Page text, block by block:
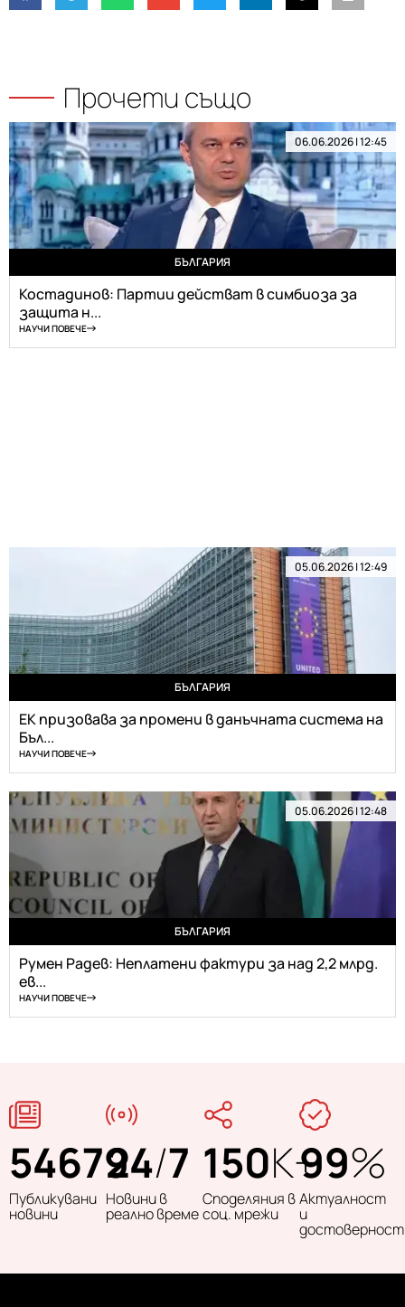
Прочети също
06.06.2026 | 12:45
БЪЛГАРИЯ
Костадинов: Партии действат в симбиоза за
защита н...
НАУЧИ ПОВЕЧЕ
05.06.2026 | 12:49
БЪЛГАРИЯ
ЕК призовава за промени в данъчната система на
Бъл...
НАУЧИ ПОВЕЧЕ
05.06.2026 | 12:48
БЪЛГАРИЯ
Румен Радев: Неплатени фактури за над 2,2 млрд.
ев...
НАУЧИ ПОВЕЧЕ
54679
Публикувани
новини
24/7
Новини в
реално време
150K+
Споделяния в
соц. мрежи
99%
Актуалност
и
достоверност